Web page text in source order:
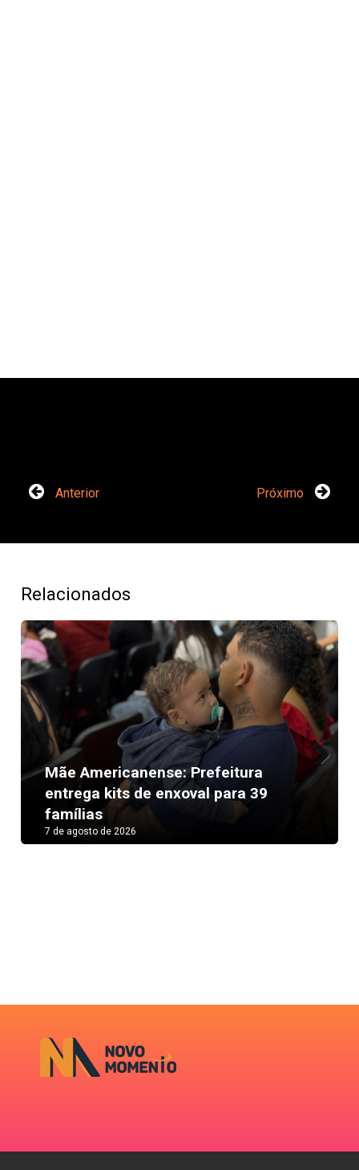
Anterior Próximo
Relacionados
Mãe Americanense: Prefeitura
entrega kits de enxoval para 39
famílias
7 de agosto de 2026